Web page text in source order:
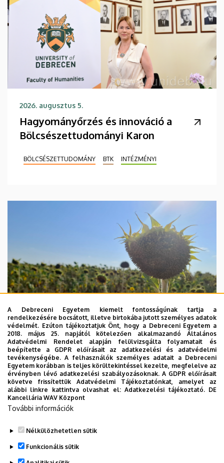
2026. augusztus 5.
Hagyományőrzés és innováció a
Bölcsészettudományi Karon
BÖLCSÉSZETTUDOMÁNY BTK INTÉZMÉNYI
2026. augusztus 4.
A hőség árnyékában az agrárium
AGRÁRTUDOMÁNY
A Debreceni Egyetem kiemelt fontosságúnak tartja a
rendelkezésére bocsátott, illetve birtokába jutott személyes adatok
védelmét. Ezúton tájékoztatjuk Önt, hogy a Debreceni Egyetem a
2018. május 25. napjától kötelezően alkalmazandó Általános
Adatvédelmi Rendelet alapján felülvizsgálta folyamatait és
beépítette a GDPR előírásait az adatkezelési és adatvédelmi
tevékenységébe. A felhasználók személyes adatait a Debreceni
Egyetem korábban is teljes körültekintéssel kezelte, megfelelve az
érvényben lévő adatkezelési szabályozásoknak. A GDPR előírásait
követve frissítettük Adatvédelmi Tájékoztatónkat, amelyet az
alábbi linkre kattintva olvashat el:Adatkezelési tájékoztató. DE
Kancellária WAV Központ
További információk
Nélkülözhetetlen sütik
Funkcionális sütik